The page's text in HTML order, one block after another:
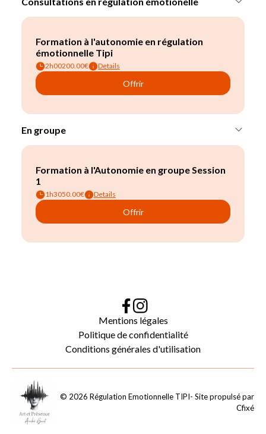
Mentions légales
Politique de confidentialité
Conditions générales d'utilisation
© 2026 Régulation Emotionnelle TIPI- Site propulsé par
Cfixé